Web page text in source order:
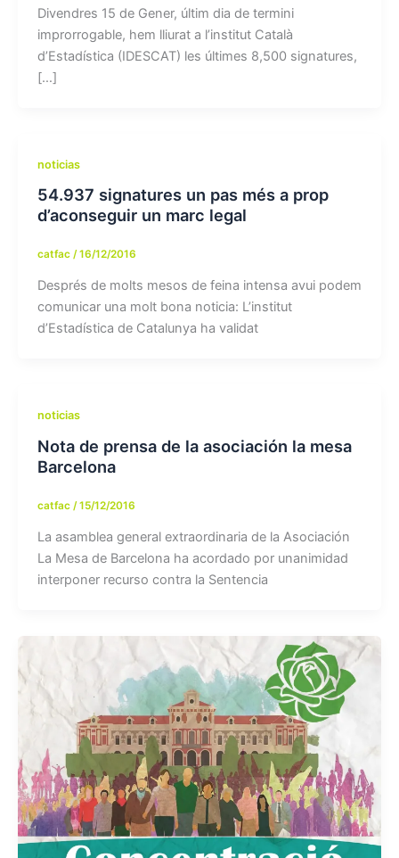
Divendres 15 de Gener, últim dia de termini
improrrogable, hem lliurat a l’institut Català
d’Estadística (IDESCAT) les últimes 8,500 signatures,
[…]
noticias
54.937 signatures un pas més a prop
d’aconseguir un marc legal
catfac /16/12/2016
Després de molts mesos de feina intensa avui podem
comunicar una molt bona noticia: L’institut
d’Estadística de Catalunya ha validat
noticias
Nota de prensa de la asociación la mesa
Barcelona
catfac /15/12/2016
La asamblea general extraordinaria de la Asociación
La Mesa de Barcelona ha acordado por unanimidad
interponer recurso contra la Sentencia